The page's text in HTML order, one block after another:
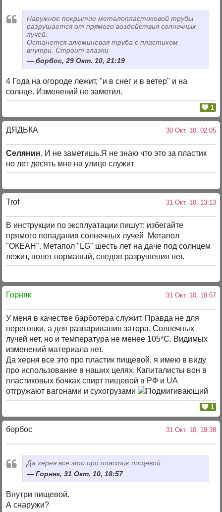
Наружное покрытие металопластиковой трубы
разрушается от прямого воздействия солнечных
лучей.
Останется алюминевая труба с пластиком
внутри. Строит глазки
борбос, 29 Окт. 10, 21:19
4 Года на огороде лежит, "и в снег и в ветер" и на
солнце. Изменений не заметил.
1
ДЯДЬКА 30 Окт. 10, 02:05
Селянин, И не заметишь.Я не знаю что это за пластик
но лет десять мне на улице служит
Trof 31 Окт. 10, 13:13
В инструкции по эксплуатации пишут: избегайте
прямого попадания солнечных лучей Метапол
"ОКЕАН". Метапол "LG" шесть лет на даче под солнцем
лежит, полет норманый, следов разрушения нет.
Горняк 31 Окт. 10, 18:57
У меня в качестве барботера служит. Правда не для
перегонки, а для разваривания затора. Солнечных
лучей нет, но и температура не менее 105*С. Видимых
изменений материала нет.
Да херня все это про пластик пищевой, я имею в виду
про использование в наших целях. Капиталисты вон в
пластиковых бочках спирт пищевой в РФ и UA
отгружают вагонами и сухогрузами
1
борбос 31 Окт. 10, 19:38
Да херня все это про пластик пищевой
Горняк, 31 Окт. 10, 18:57
Внутри пищевой.
А снаружи?